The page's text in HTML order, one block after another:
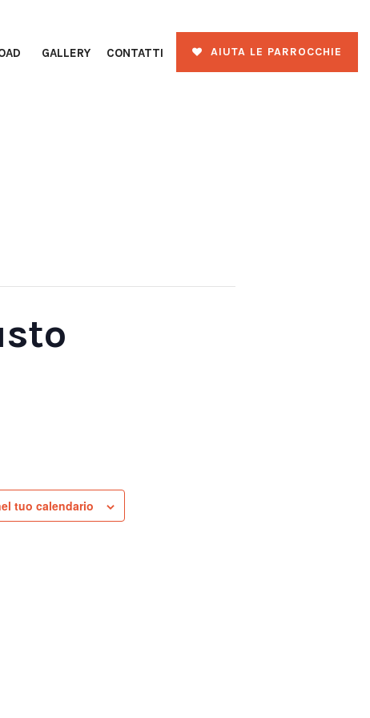
GALLERY CONTATTI AIUTA LE PARROCCHIE
tuo calendario